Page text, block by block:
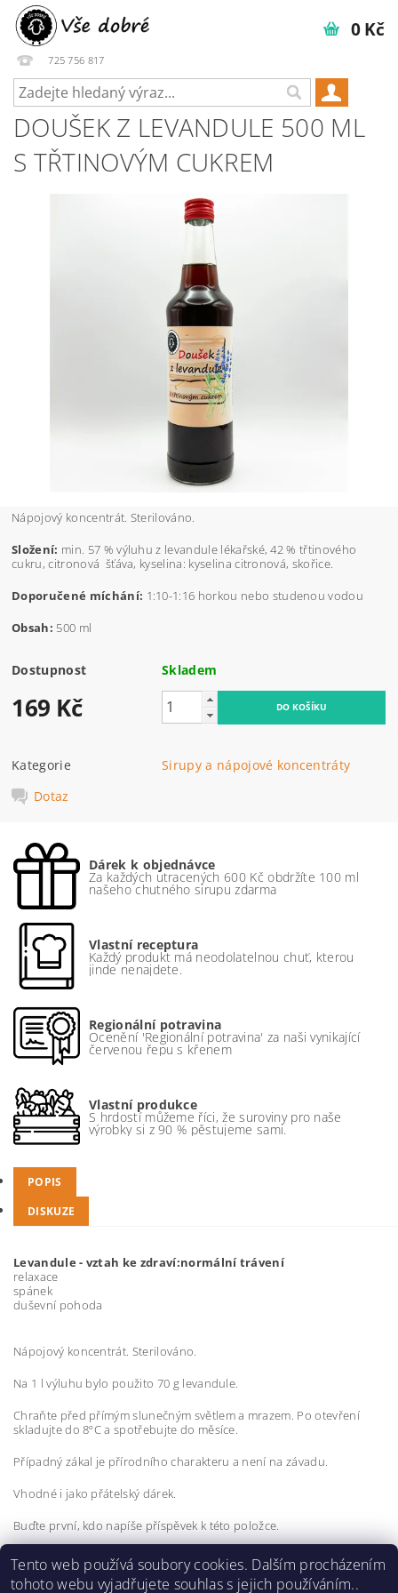
725 756 817
0 Kč
DOUŠEK Z LEVANDULE 500 ML
S TŘTINOVÝM CUKREM
Nápojový koncentrát. Sterilováno.
Složení: min. 57 % výluhu z levandule lékařské, 42 % třtinového
cukru, citronová šťáva, kyselina: kyselina citronová, skořice.
Doporučené míchání: 1:10-1:16 horkou nebo studenou vodou
Obsah: 500 ml
Dostupnost Skladem
169 Kč
Kategorie
Sirupy a nápojové koncentráty
Dotaz
Dárek k objednávce
Za každých utracených 600 Kč obdržíte 100 ml
našeho chutného sirupu zdarma
Vlastní receptura
Každý produkt má neodolatelnou chuť, kterou
jinde nenajdete.
Regionální potravina
Ocenění 'Regionální potravina' za naši vynikající
červenou řepu s křenem
Vlastní produkce
S hrdostí můžeme říci, že suroviny pro naše
výrobky si z 90 % pěstujeme sami.
POPIS
DISKUZE
Levandule - vztah ke zdraví:normální trávení
relaxace
spánek
duševní pohoda
Nápojový koncentrát. Sterilováno.
Na 1 l výluhu bylo použito 70 g levandule.
Chraňte před přímým slunečným světlem a mrazem. Po otevření
skladujte do 8ºC a spotřebujte do měsíce.
Případný zákal je přírodního charakteru a není na závadu.
Vhodné i jako přátelský dárek.
Buďte první, kdo napíše příspěvek k této položce.
Přidat komentář
Tento web používá soubory cookies. Dalším procházením
tohoto webu vyjadřujete souhlas s jejich používáním..